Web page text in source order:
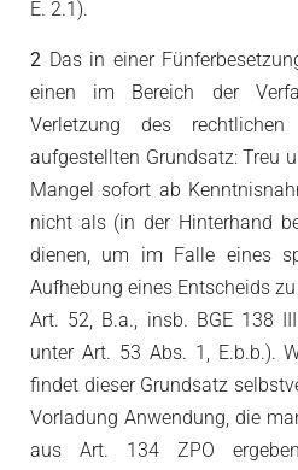
E. 2.1).
2 Das in einer
einen im Bereich der
Verletzung des
aufgestellten Grundsatz: Treu
Mangel sofort ab
nicht als (in der Hinterhand
dienen, um im Falle eines
Aufhebung eines Entscheids
Art. 52, B.a., insb. BGE 138
unter Art. 53 Abs. 1, E.b.b.).
findet dieser Grundsatz
Vorladung Anwendung, die
aus Art. 134 ZPO